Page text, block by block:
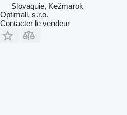
Slovaquie, Kežmarok
Optimall, s.r.o.
Contacter le vendeur